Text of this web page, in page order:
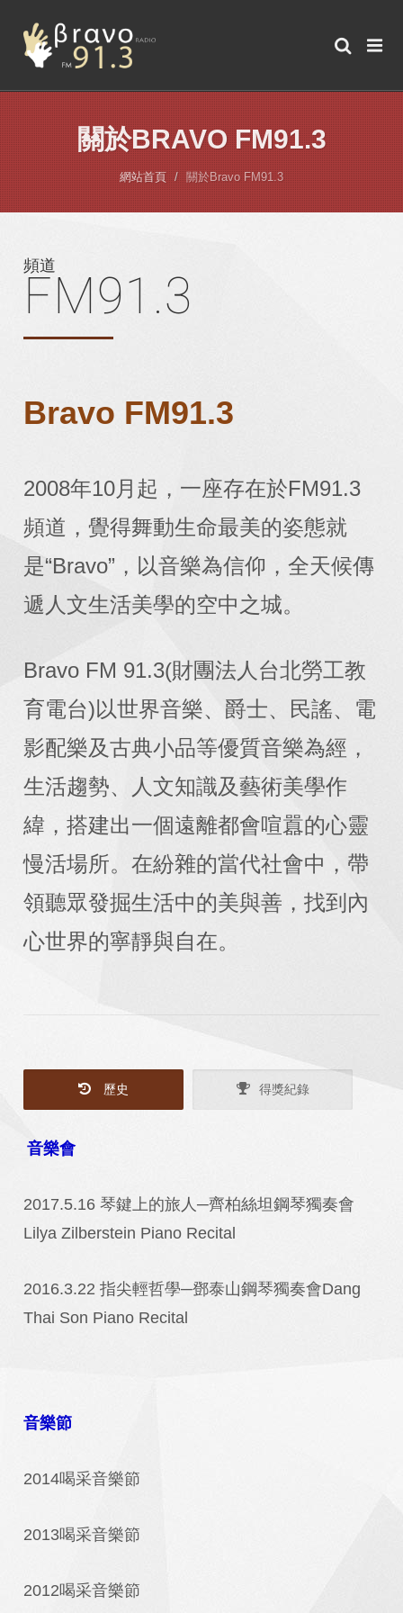
關於BRAVO FM91.3
網站首頁 關於Bravo FM91.3
頻道
FM91.3
Bravo FM91.3
2008年10月起，一座存在於FM91.3
頻道，覺得舞動生命最美的姿態就
是“Bravo”，以音樂為信仰，全天候傳
遞人文生活美學的空中之城。
Bravo FM 91.3(財團法人台北勞工教
育電台)以世界音樂、爵士、民謠、電
影配樂及古典小品等優質音樂為經，
生活趨勢、人文知識及藝術美學作
緯，搭建出一個遠離都會喧囂的心靈
慢活場所。在紛雜的當代社會中，帶
領聽眾發掘生活中的美與善，找到內
心世界的寧靜與自在。
歷史 得獎紀錄
音樂會
2017.5.16 琴鍵上的旅人─齊柏絲坦鋼琴獨奏會
Lilya Zilberstein Piano Recital
2016.3.22 指尖輕哲學─鄧泰山鋼琴獨奏會Dang
Thai Son Piano Recital
音樂節
2014喝采音樂節
2013喝采音樂節
2012喝采音樂節